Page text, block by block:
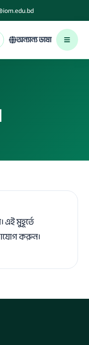
অন্যান্য ভাষা
এই মুহূর্তে
করুন।